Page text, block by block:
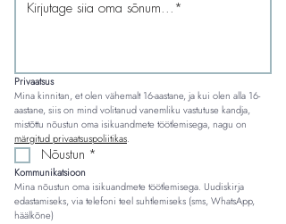
Privaatsus
Mina kinnitan, et olen vähemalt 16-aastane, ja kui olen alla 16-
aastane, siis on mind volitanud vanemliku vastutuse kandja,
märgitud privaatsuspoliitikas.
Nõustun *
Kommunikatsioon
Mina nõustun oma isikuandmete töötlemisega. Uudiskirja
edastamiseks, via telefoni teel suhtlemiseks (sms, WhatsApp,
häälkõne)